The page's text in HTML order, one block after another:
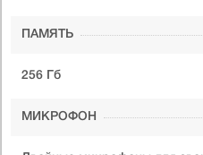
ПАМЯТЬ
256 Гб
МИКРОФОН